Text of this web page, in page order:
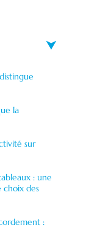
la
sur
: une
choix des
: